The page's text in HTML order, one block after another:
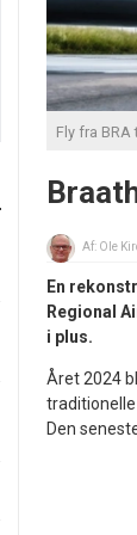
Fly fra
Af: Ole
En
Regional
i plus.
Året 2024
Den